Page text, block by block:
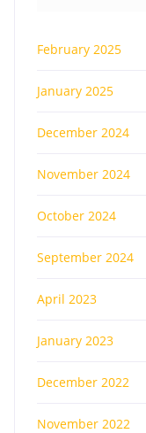
February 2025
January 2025
December 2024
November 2024
October 2024
September 2024
April 2023
January 2023
December 2022
November 2022